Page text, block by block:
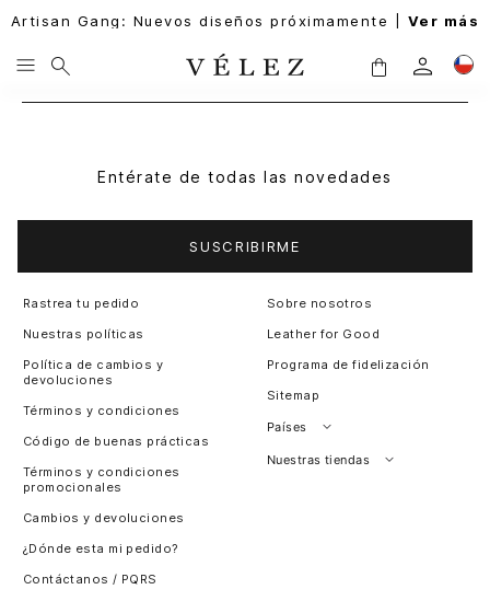
Artisan Gang: Nuevos diseños próximamente | Ver más
Entérate de todas las novedades
SUSCRIBIRME
Rastrea tu pedido
Nuestras políticas
Política de cambios y
devoluciones
Términos y condiciones
Código de buenas prácticas
Términos y condiciones
promocionales
Cambios y devoluciones
¿Dónde esta mi pedido?
Contáctanos / PQRS
Sobre nosotros
Leather for Good
Programa de fidelización
Sitemap
Países
Perú
Nuestras tiendas